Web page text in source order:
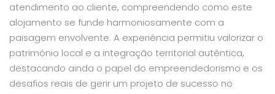
atendimento ao cliente, compreendendo como este
alojamento se funde harmoniosamente com a
paisagem envolvente. A experiência permitiu valorizar o
património local e a integração territorial autêntica,
destacando ainda o papel do empreendedorismo e os
desafios reais de gerir um projeto de sucesso no